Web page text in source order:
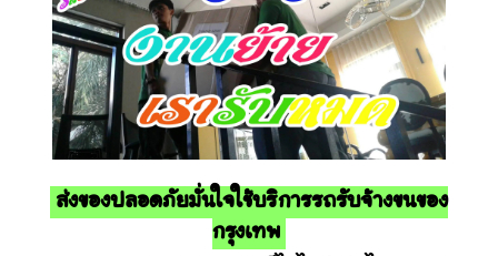
ส่งของปลอดภัยมั่นใจใช้บริการรถรับจ้างขนของ
กรุงเทพ